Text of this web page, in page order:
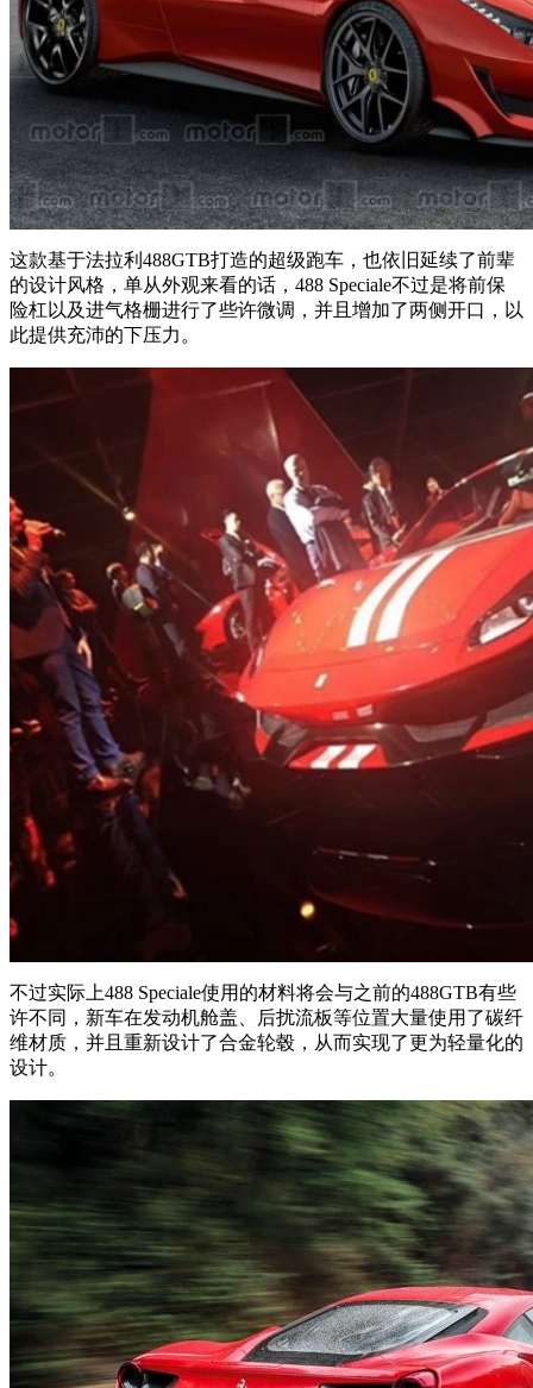
这款基于法拉利488GTB打造的超级跑车，也依旧延续了前辈
的设计风格，单从外观来看的话，488 Speciale不过是将前保
险杠以及进气格栅进行了些许微调，并且增加了两侧开口，以
此提供充沛的下压力。
不过实际上488 Speciale使用的材料将会与之前的488GTB有些
许不同，新车在发动机舱盖、后扰流板等位置大量使用了碳纤
维材质，并且重新设计了合金轮毂，从而实现了更为轻量化的
设计。